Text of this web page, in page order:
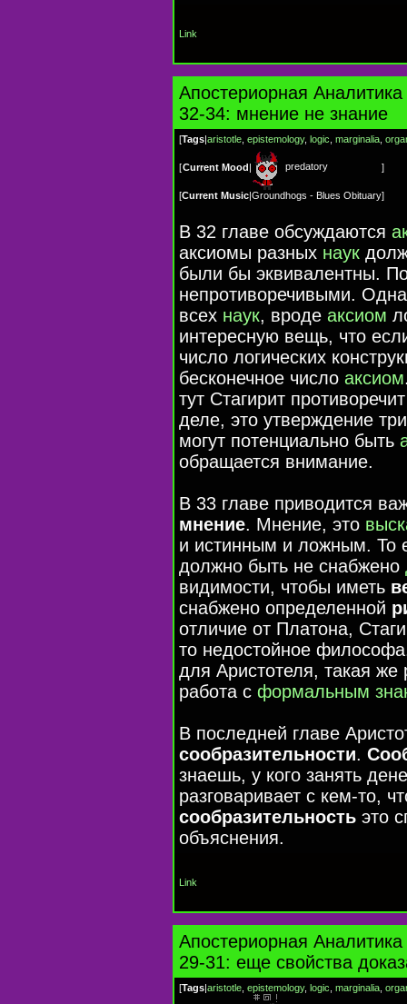
Link
Апостериорная
32-34: мнение не знание
[Tags|aristotle epistemology, logic marginalia
[Current Mood| predatory ]
[Current Music|Groundhogs - Blues Obituary]
В 32 главе обсуждаются
аксиомы разных наук
были бы эквивалентны.
непротиворечивыми.
всех наук, вроде аксиом
интересную вещь, что
число логических
бесконечное число аксиом
тут Стагирит
деле, это утверждение
могут потенциально быть
обращается внимание.
В 33 главе приводится
мнение. Мнение, это
и истинным и ложным. То
должно быть не снабжено
видимости, чтобы иметь
снабжено определенной
отличие от Платона,
то недостойное
для Аристотеля, такая же
работа с формальным
В последней главе
сообразительности.
знаешь, у кого занять
разговаривает с кем-то,
сообразительность это
объяснения.
Link
Апостериорная
29-31: еще свойства
[Tags aristotle epistemology, logic marginalia